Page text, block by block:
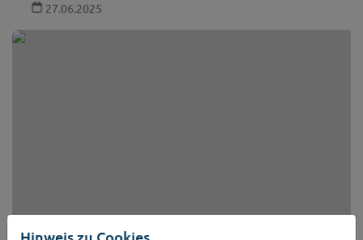
27.06.2025
Hinweis zu Cookies